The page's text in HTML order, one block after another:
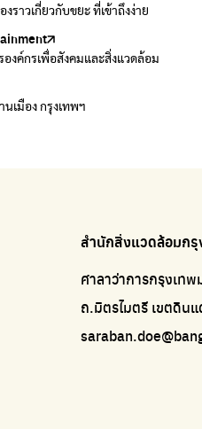
งราวเกี่ยวกับขยะ ที่เข้าถึงง่าย
องค์กรเพื่อสังคมและสิ่งแวดล้อม
นเมือง กรุงเทพฯ
เพื่อสิ่งแวดล้อม
งเทพ
ไปอัพไซเคิลเป็นชุดพนักงานกวาดถนน
สำนักสิ่งแวดล้อมก
ศาลาว่าการกรุงเท
ถ.มิตรไมตรี เขตดิน